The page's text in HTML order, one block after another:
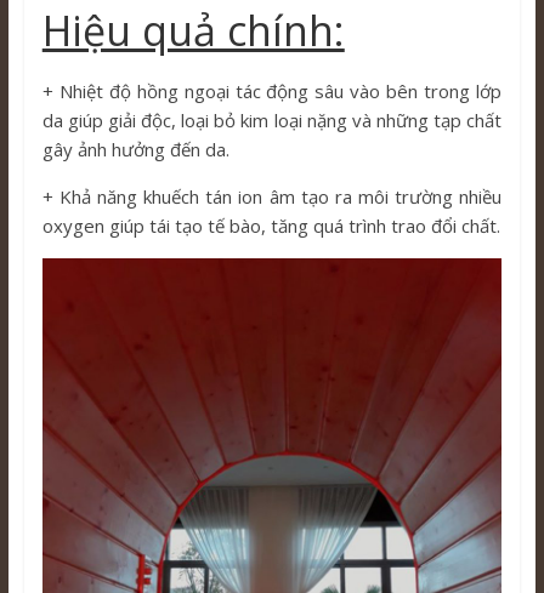
Hiệu quả chính:
+ Nhiệt độ hồng ngoại tác động sâu vào bên trong lớp
da giúp giải độc, loại bỏ kim loại nặng và những tạp chất
gây ảnh hưởng đến da.
+ Khả năng khuếch tán ion âm tạo ra môi trường nhiều
oxygen giúp tái tạo tế bào, tăng quá trình trao đổi chất.